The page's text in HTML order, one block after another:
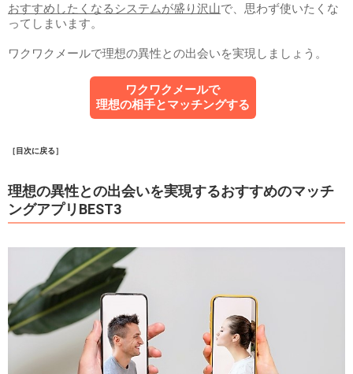
おすすめしたくなるシステムが盛り沢山で、思わず使いたくな
ってしまいます。
ワクワクメールで理想の異性との出会いを実現しましょう。
ワクワクメールで
理想の相手とマッチングする
［目次に戻る］
理想の異性との出会いを実現するおすすめのマッチ
ングアプリBEST3